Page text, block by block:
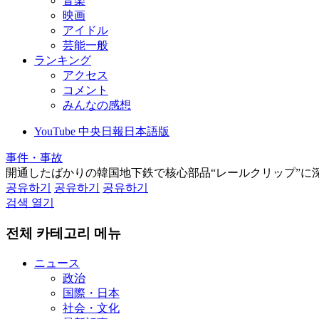
映画
アイドル
芸能一般
ランキング
アクセス
コメント
みんなの感想
YouTube 中央日報日本語版
事件・事故
開通したばかりの韓国地下鉄で核心部品“レールクリップ”に
공유하기
공유하기
공유하기
검색 열기
전체 카테고리 메뉴
ニュース
政治
国際・日本
社会・文化